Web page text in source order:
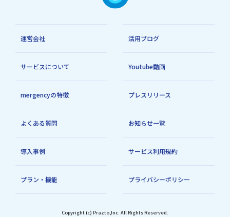
理業務の効率化)
Passworkはシステム間データ連携を自動化し、
人事・IT部門における社員情報管理の効率化と
freee人事労務などの複数システム間でのデータ
連携を自動化し、入退社手続きや権限管理業務
す。
運営会社
サービスについて
mergencyの特徴
よくある質問
導入事例
プラン・機能
活用ブログ
Youtube動画
プレスリリース
お知らせ一覧
サービス利用規約
プライバシーポリシー
Copyright (c) Prazto,Inc. All Rights Reserved.